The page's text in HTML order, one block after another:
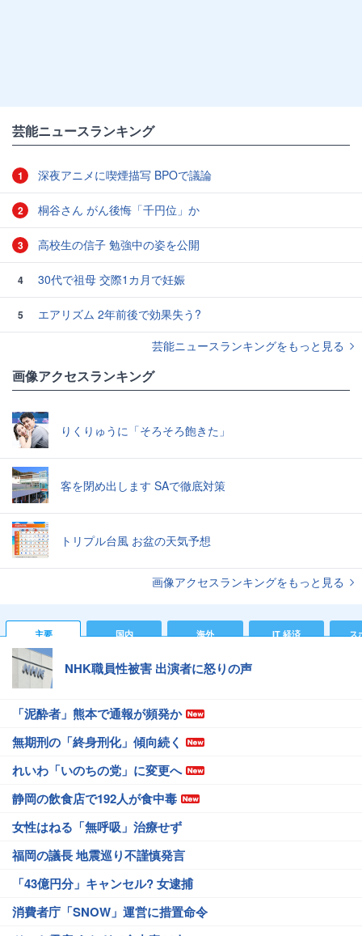
芸能ニュースランキング
1 深夜アニメに喫煙描写 BPOで議論
2 桐谷さん がん後悔「千円位」か
3 高校生の信子 勉強中の姿を公開
4 30代で祖母 交際1カ月で妊娠
5
エアリズム 2年前後で効果失う?
芸能ニュースランキングをもっと見る
画像アクセスランキング
りくりゅうに「そろそろ飽きた」
客を閉め出します SAで徹底対策
トリプル台風 お盆の天気予想
画像アクセスランキングをもっと見る
主要 国内 海外 IT 経済 ス
NHK職員性被害 出演者に怒りの声
「泥酔者」熊本で通報が頻発か
無期刑の「終身刑化」傾向続く
れいわ「いのちの党」に変更へ
静岡の飲食店で192人が食中毒
女性はねる「無呼吸」治療せず
福岡の議長 地震巡り不謹慎発言
「43億円分」キャンセル? 女逮捕
消費者庁「SNOW」運営に措置命令